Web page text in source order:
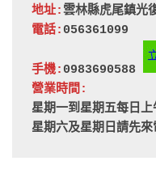
地址:雲林縣虎尾鎮光
電話: 056361099
手機: 0983690588
營業時間:
星期一到星期五每
星期六及星期日請先來